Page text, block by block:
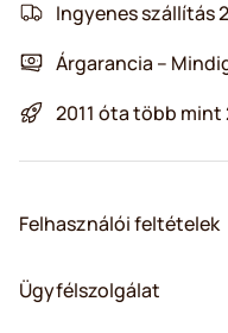
Ingyenes szállítás
Árgarancia –
2011 óta több
Felhasználói feltételek
Ügyfélszolgálat